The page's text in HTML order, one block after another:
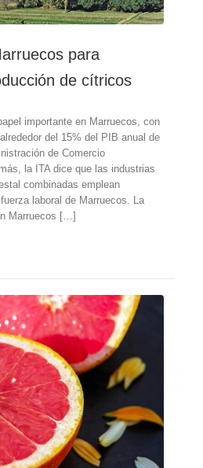
para
de cítricos
importante en Marruecos, con
del 15% del PIB anual de
de Comercio
la ITA dice que las industrias
combinadas emplean
laboral de Marruecos. La
Marruecos […]